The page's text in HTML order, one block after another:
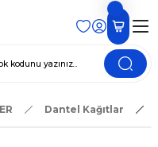
Dantel Kağıtlar